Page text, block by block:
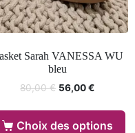
Sarah VANESSA WU
bleu
80,00€ 56,00€
Choix des options